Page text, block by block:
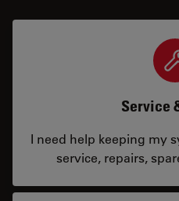
Service
I need help keeping my
service, repairs,